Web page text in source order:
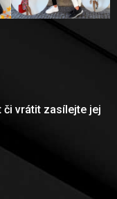
či vrátit zasílejte jej